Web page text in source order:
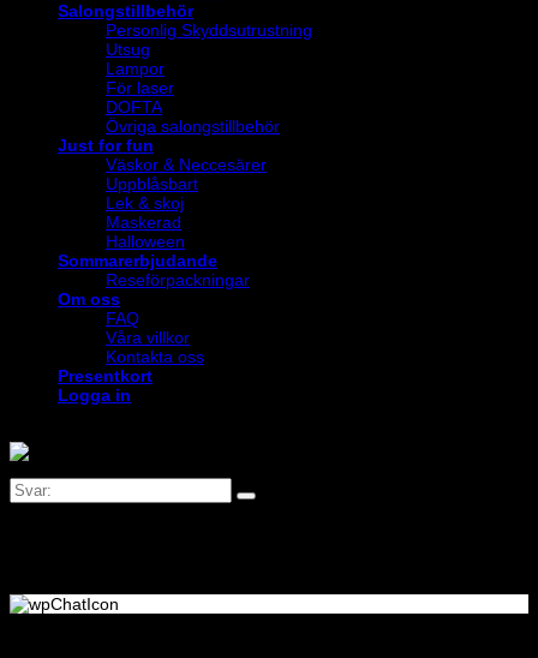
Salongstillbehör
Personlig Skyddsutrustning
Utsug
Lampor
För laser
DOFTA
Övriga salongstillbehör
Just for fun
Väskor & Neccesärer
Uppblåsbart
Lek & skoj
Maskerad
Halloween
Sommarerbjudande
Reseförpackningar
Om oss
FAQ
Våra villkor
Kontakta oss
Presentkort
Logga in